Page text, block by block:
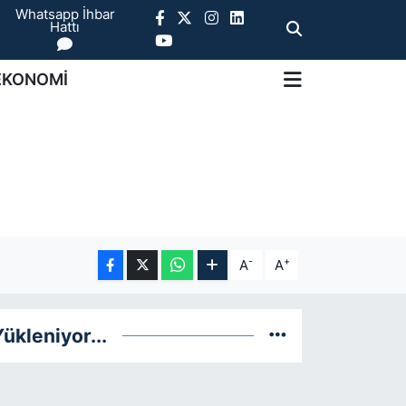
Whatsapp İhbar
Hattı
A- A+